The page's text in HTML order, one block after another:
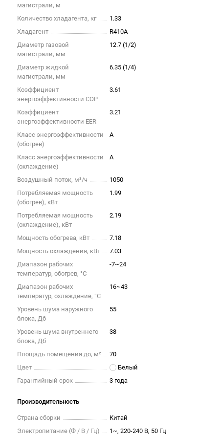
магистрали, м
Количество хладагента, кг
1.33
Хладагент
R410A
Диаметр газовой
магистрали, мм
12.7 (1/2)
Диаметр жидкой
магистрали, мм
6.35 (1/4)
Коэффициент
энергоэффективности COP
3.61
Коэффициент
энергоэффективности EER
3.21
Класс энергоэффективности
(обогрев)
A
Класс энергоэффективности
(охлаждение)
A
Воздушный поток, м³/ч
1050
Потребляемая мощность
(обогрев), кВт
1.99
Потребляемая мощность
(охлаждение), кВт
2.19
Мощность обогрева, кВт
7.18
Мощность охлаждения, кВт
7.03
Диапазон рабочих
температур, обогрев, °C
-7~24
Диапазон рабочих
температур, охлаждение, °C
16~43
Уровень шума наружного
блока, Дб
55
Уровень шума внутреннего
блока, Дб
38
Площадь помещения до, м²
70
Цвет
Белый
Гарантийный срок
3 года
Производительность
Страна сборки
Китай
Электропитание (Ф / В / Гц)
1~, 220-240 В, 50 Гц